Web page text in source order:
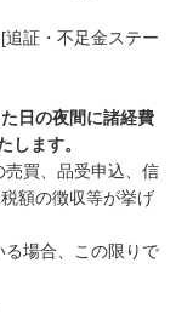
追証・不足金ステー
日の夜間に諸経費
します。
買、品受申込、信
額の徴収等が挙げ
場合、この限りで